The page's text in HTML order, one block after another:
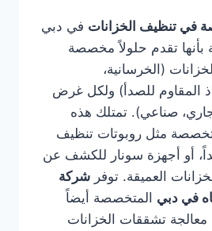
في تنظيف الخزانات في دبي
بأنها تقدم حلولاً مخصصة
(الخرسانية،
المقاوم للصدأ) ولكل غرض
صناعي). تمتلك هذه
مثل روبوتات تنظيف
أو أجهزة سونار للكشف عن
العميقة. توفر شركة
في دبي المتخصصة أيضاً
تشققات الخزانات